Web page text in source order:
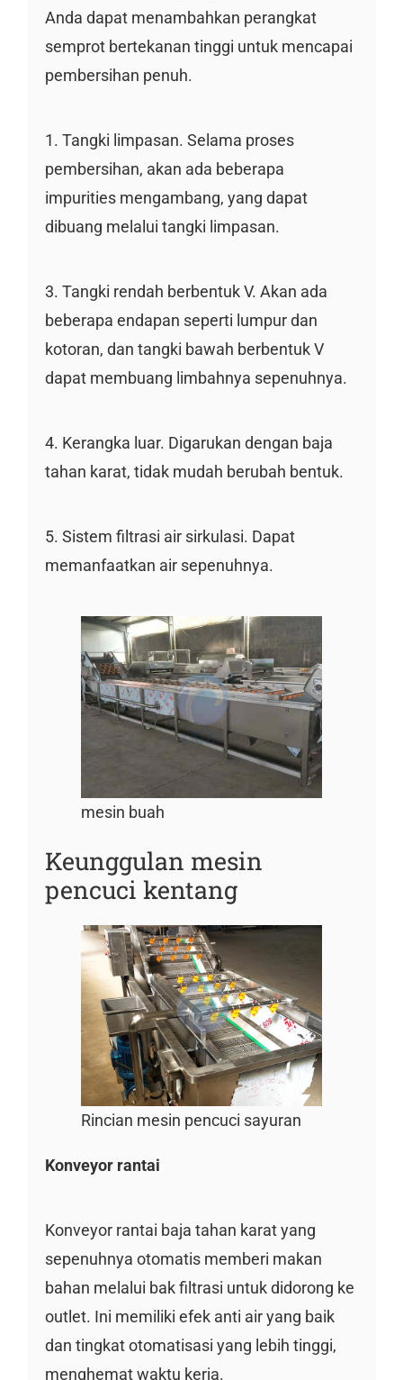
Anda dapat menambahkan perangkat
semprot bertekanan tinggi untuk mencapai
pembersihan penuh.
1. Tangki limpasan. Selama proses
pembersihan, akan ada beberapa
impurities mengambang, yang dapat
dibuang melalui tangki limpasan.
3. Tangki rendah berbentuk V. Akan ada
beberapa endapan seperti lumpur dan
kotoran, dan tangki bawah berbentuk V
dapat membuang limbahnya sepenuhnya.
4. Kerangka luar. Digarukan dengan baja
tahan karat, tidak mudah berubah bentuk.
5. Sistem filtrasi air sirkulasi. Dapat
memanfaatkan air sepenuhnya.
mesin buah
Keunggulan mesin
pencuci kentang
Rincian mesin pencuci sayuran
Konveyor rantai
Konveyor rantai baja tahan karat yang
sepenuhnya otomatis memberi makan
bahan melalui bak filtrasi untuk didorong ke
outlet. Ini memiliki efek anti air yang baik
dan tingkat otomatisasi yang lebih tinggi,
menghemat waktu kerja.